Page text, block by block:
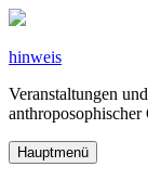
Zum
springen
hinweis
Veranstaltungen
Hauptmenü